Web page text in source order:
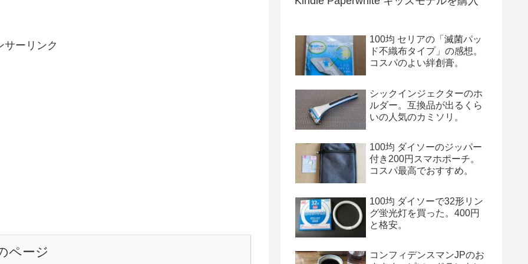
サーリンク
ページ
100均 セリアの「滅菌パッ
ド不織布タイプ」の感想。
コスパのよい絆創膏。
シックインジェクターのホ
ルダー。互換品が出るくら
いの人気のカミソリ。
100均 ダイソーのジッパー
付き200円スマホポーチ。
コスパ最高でおすすめ。
100均 ダイソーで32形リン
グ蛍光灯を買った。400円
と格安。
コンフィデンスマンJPのお